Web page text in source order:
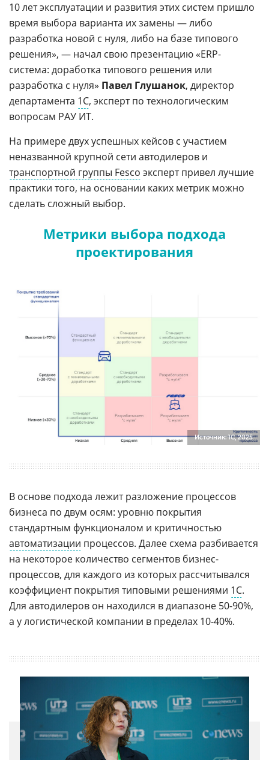
10 лет эксплуатации и развития этих систем пришло
время выбора варианта их замены — либо
разработка новой с нуля, либо на базе типового
решения», — начал свою презентацию «ERP-
система: доработка типового решения или
разработка с нуля» Павел Глушанок, директор
департамента 1С, эксперт по технологическим
вопросам РАУ ИТ.
На примере двух успешных кейсов с участием
неназванной крупной сети автодилеров и
транспортной группы Fesco эксперт привел лучшие
практики того, на основании каких метрик можно
сделать сложный выбор.
Метрики выбора подхода
проектирования
Источник: 1С, 2025
В основе подхода лежит разложение процессов
бизнеса по двум осям: уровню покрытия
стандартным функционалом и критичностью
автоматизации процессов. Далее схема разбивается
на некоторое количество сегментов бизнес-
процессов, для каждого из которых рассчитывался
коэффициент покрытия типовыми решениями 1С.
Для автодилеров он находился в диапазоне 50-90%,
а у логистической компании в пределах 10-40%.